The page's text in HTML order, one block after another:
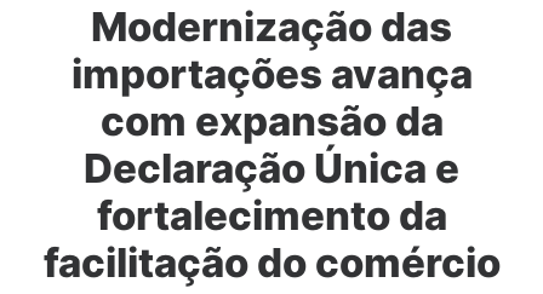
Modernização das
importações avança
com expansão da
Declaração Única e
fortalecimento da
facilitação do comércio